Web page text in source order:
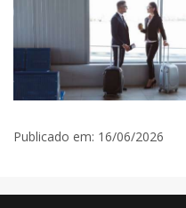
Publicado em: 16/06/2026